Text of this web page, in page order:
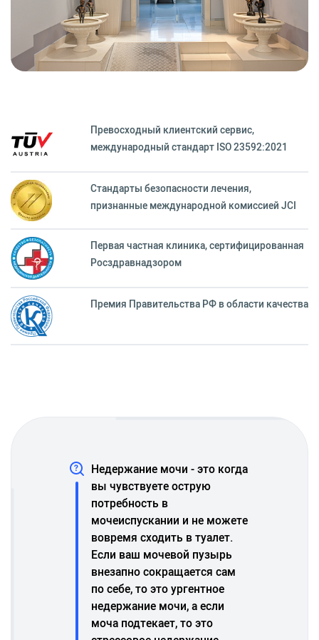
Превосходный клиентский сервиc,
международный стандарт ISO 23592:2021
Стандарты безопасности лечения,
признанные международной комиссией JCI
Первая частная клиника, сертифицированная
Росздравнадзором
Премия Правительства РФ в области качества
Недержание мочи - это когда
вы чувствуете острую
потребность в
мочеиспускании и не можете
вовремя сходить в туалет.
Если ваш мочевой пузырь
внезапно сокращается сам
по себе, то это ургентное
недержание мочи, а если
моча подтекает, то это